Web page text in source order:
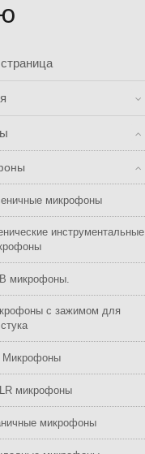
микрофоны
инструментальные
микрофоны.
с зажимом для
Микрофоны
микрофоны
микрофоны